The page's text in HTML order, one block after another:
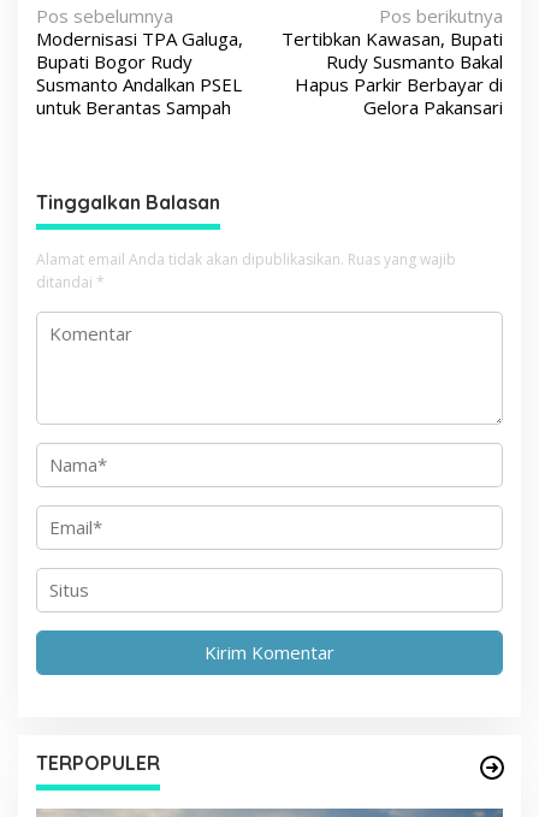
N
a
v
i
a
s
i
p
o
Pos sebelumnya
Modernisasi TPA Galuga,
Bupati Bogor Rudy
Susmanto Andalkan PSEL
untuk Berantas Sampah
Pos berikutnya
Tertibkan Kawasan, Bupati
Rudy Susmanto Bakal
Hapus Parkir Berbayar di
Gelora Pakansari
Tinggalkan Balasan
Alamat email Anda tidak akan dipublikasikan. Ruas yang wajib
ditandai *
TERPOPULER